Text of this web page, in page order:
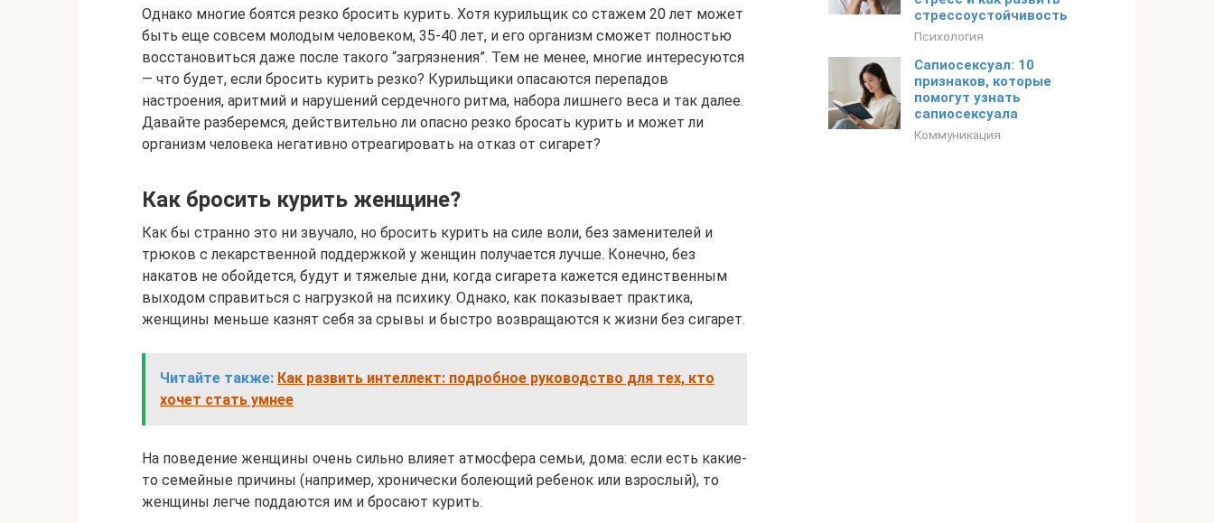
Однако многие боятся резко бросить курить. Хотя курильщик со стажем 20 лет может
быть еще совсем молодым человеком, 35-40 лет, и его организм сможет полностью
восстановиться даже после такого “загрязнения”. Тем не менее, многие интересуются
— что будет, если бросить курить резко? Курильщики опасаются перепадов
настроения, аритмий и нарушений сердечного ритма, набора лишнего веса и так далее.
Давайте разберемся, действительно ли опасно резко бросать курить и может ли
организм человека негативно отреагировать на отказ от сигарет?
Как бросить курить женщине?
Как бы странно это ни звучало, но бросить курить на силе воли, без заменителей и
трюков с лекарственной поддержкой у женщин получается лучше. Конечно, без
накатов не обойдется, будут и тяжелые дни, когда сигарета кажется единственным
выходом справиться с нагрузкой на психику. Однако, как показывает практика,
женщины меньше казнят себя за срывы и быстро возвращаются к жизни без сигарет.
Читайте также: Как развить интеллект: подробное руководство для тех, кто
хочет стать умнее
На поведение женщины очень сильно влияет атмосфера семьи, дома: если есть какие-
то семейные причины (например, хронически болеющий ребенок или взрослый), то
женщины легче поддаются им и бросают курить.
стрессоустойчивость
Психология
Сапиосексуал: 10
признаков, которые
помогут узнать
сапиосексуала
Коммуникация